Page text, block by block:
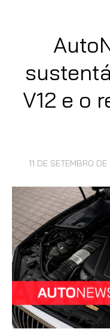
V12 e o
11 DE SETEMBRO